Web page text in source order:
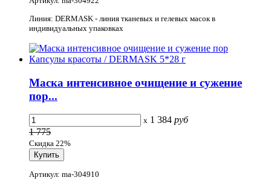
Линия: DERMASK - линия тканевых и гелевых масок в
индивидуальных упаковках
Маска интенсивное очищение и сужение
пор...
x 1 384 руб
1 775
Скидка 22%
Артикул: ma-304910